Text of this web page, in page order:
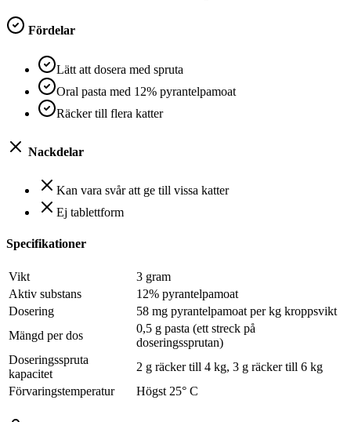
Fördelar
Lätt att dosera med spruta
Oral pasta med 12% pyrantelpamoat
Räcker till flera katter
Nackdelar
Kan vara svår att ge till vissa katter
Ej tablettform
Specifikationer
Vikt
3 gram
Aktiv substans
12% pyrantelpamoat
Dosering
58 mg pyrantelpamoat per kg kroppsvikt
Mängd per dos
0,5 g pasta (ett streck på
doseringssprutan)
Doseringsspruta
kapacitet
2 g räcker till 4 kg, 3 g räcker till 6 kg
Förvaringstemperatur
Högst 25° C